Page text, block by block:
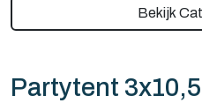
Bekijk
Partytent 3x10,5